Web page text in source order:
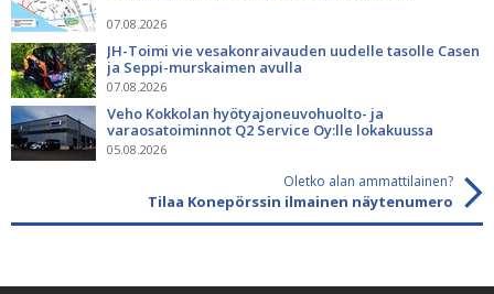
07.08.2026
JH-Toimi vie vesakonraivauden uudelle tasolle Casen
ja Seppi-murskaimen avulla
07.08.2026
Veho Kokkolan hyötyajoneuvohuolto- ja
varaosatoiminnot Q2 Service Oy:lle lokakuussa
05.08.2026
Oletko alan ammattilainen?
Tilaa Konepörssin ilmainen näytenumero